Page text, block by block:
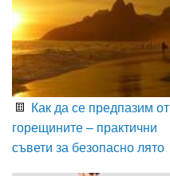
Как да се предпазим от
горещините – практични
съвети за безопасно лято